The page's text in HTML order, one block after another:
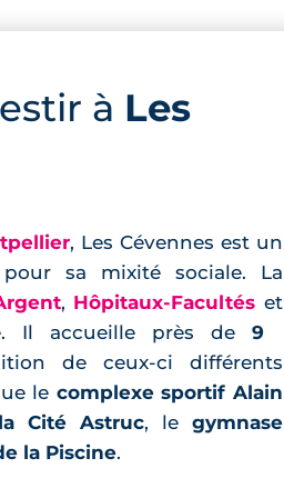
à Les
, Les Cévennes est un
sa mixité sociale. La
, Hôpitaux-Facultés et
Il accueille près de 9
de ceux-ci différents
le complexe sportif Alain
Cité Astruc, le gymnase
la Piscine.